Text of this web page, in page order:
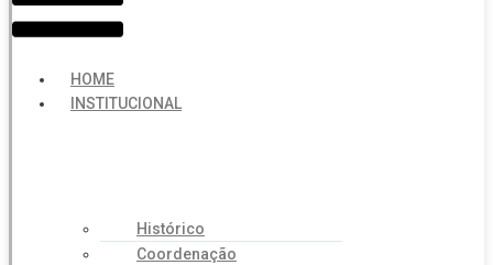
HOME
INSTITUCIONAL
Histórico
Coordenação